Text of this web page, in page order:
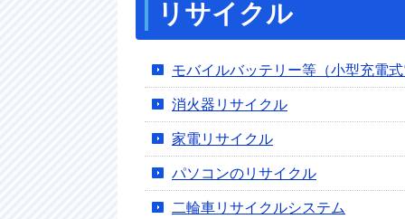
リサイクル
モバイルバッテリー等（小型充電
消火器リサイクル
家電リサイクル
パソコンのリサイクル
二輪車リサイクルシステム